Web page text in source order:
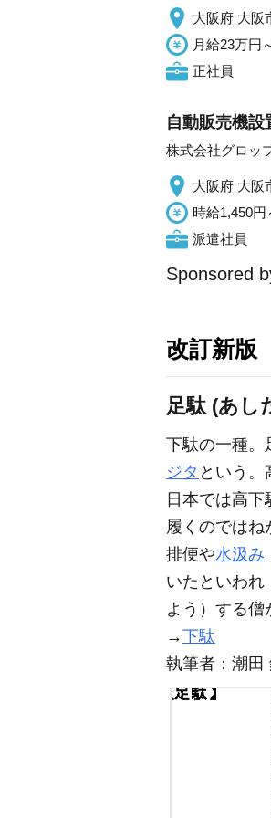
大阪府 大阪
月給23万円
正社員
自動販売機
株式会社グロッ
大阪府 大阪
時給1,450円
派遣社員
Sponsored
改訂新版
足駄 (あし
下駄の一種。
ジタ という。
日本では高
履くのではね
排便や水汲み
いたといわれ
よう）する僧
→下駄
執筆者： 潮田